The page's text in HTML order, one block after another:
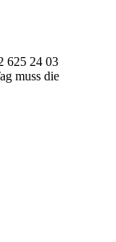
625 24 03
muss die